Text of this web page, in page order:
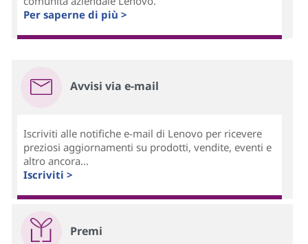
Per saperne di più >
Avvisi via e-mail
Iscriviti alle notifiche e-mail di Lenovo per ricevere
preziosi aggiornamenti su prodotti, vendite, eventi e
altro ancora...
Iscriviti >
Premi